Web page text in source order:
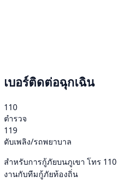
เบอร์ติดต่อฉุกเฉิน
110
ตำรวจ
119
ดับเพลิง/รถพยาบาล
สำหรับการกู้ภัยบนภูเขา โทร
งานกับทีมกู้ภัยท้องถิ่น